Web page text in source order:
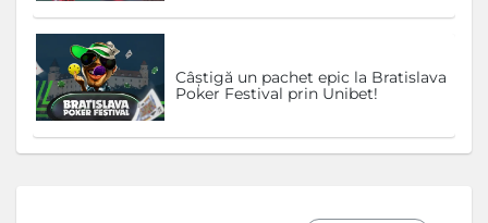
Câștigă un pachet epic la Bratislava
Poker Festival prin Unibet!